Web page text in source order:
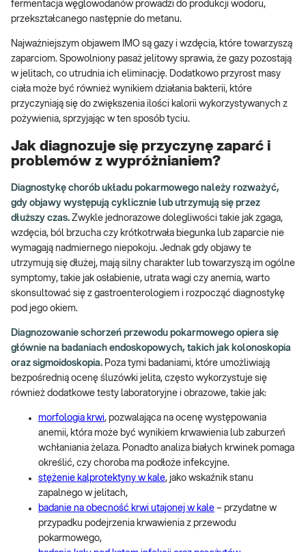
fermentacja węglowodanów prowadzi do produkcji wodoru,
przekształcanego następnie do metanu.
Najważniejszym objawem IMO są gazy i wzdęcia, które towarzyszą
zaparciom. Spowolniony pasaż jelitowy sprawia, że gazy pozostają
w jelitach, co utrudnia ich eliminację. Dodatkowo przyrost masy
ciała może być również wynikiem działania bakterii, które
przyczyniają się do zwiększenia ilości kalorii wykorzystywanych z
pożywienia, sprzyjając w ten sposób tyciu.
Jak diagnozuje się przyczynę zaparć i
problemów z wypróżnianiem?
Diagnostykę chorób układu pokarmowego należy rozważyć,
gdy objawy występują cyklicznie lub utrzymują się przez
dłuższy czas. Zwykle jednorazowe dolegliwości takie jak zgaga,
wzdęcia, ból brzucha czy krótkotrwała biegunka lub zaparcie nie
wymagają nadmiernego niepokoju. Jednak gdy objawy te
utrzymują się dłużej, mają silny charakter lub towarzyszą im ogólne
symptomy, takie jak osłabienie, utrata wagi czy anemia, warto
skonsultować się z gastroenterologiem i rozpocząć diagnostykę
pod jego okiem.
Diagnozowanie schorzeń przewodu pokarmowego opiera się
głównie na badaniach endoskopowych, takich jak kolonoskopia
oraz sigmoidoskopia. Poza tymi badaniami, które umożliwiają
bezpośrednią ocenę śluzówki jelita, często wykorzystuje się
również dodatkowe testy laboratoryjne i obrazowe, takie jak:
morfologia krwi, pozwalająca na ocenę występowania
anemii, która może być wynikiem krwawienia lub zaburzeń
wchłaniania żelaza. Ponadto analiza białych krwinek pomaga
określić, czy choroba ma podłoże infekcyjne.
stężenie kalprotektyny w kale, jako wskaźnik stanu
zapalnego w jelitach,
badanie na obecność krwi utajonej w kale – przydatne w
przypadku podejrzenia krwawienia z przewodu
pokarmowego,